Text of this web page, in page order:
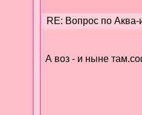
RE: Вопрос по Аква-
А воз - и ныне